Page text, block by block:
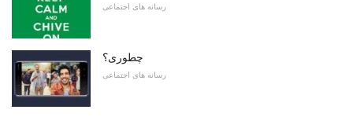
رسانه های اجتماعی
چطوری؟
رسانه های اجتماعی